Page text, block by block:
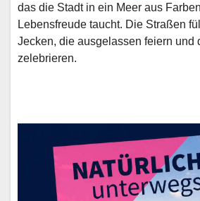
das die Stadt in ein Meer aus
Lebensfreude taucht. Die Straßen
Jecken, die ausgelassen feiern und
zelebrieren.